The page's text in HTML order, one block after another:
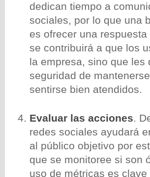
dedican tiempo a
sociales, por lo que una
es ofrecer una
se contribuirá a que los
la empresa, sino que les
seguridad de
sentirse bien atendidos.
Evaluar las acciones.
redes sociales ayudará
al público objetivo por
que se monitoree si son
uso de métricas es